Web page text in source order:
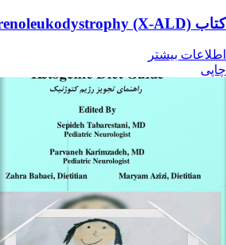
کتاب Adrenoleukodystrophy (X-ALD) – نسخه چاپی
اطلاعات بیشتر
چاپی